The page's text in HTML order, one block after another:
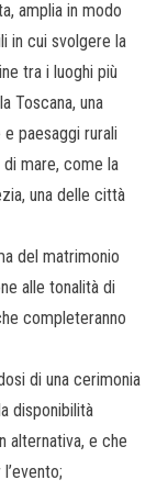
amplia in modo
in cui svolgere la
tra i luoghi più
Toscana, una
paesaggi rurali
mare, come la
una delle città
del matrimonio
alle tonalità di
completeranno
di una cerimonia
disponibilità
alternativa, e che